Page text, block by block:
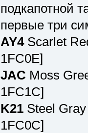
подкапотной
первые три
AY4Scarlet
1FC0E]
JAC Moss
1FC1C]
K21Steel Gray
1FC0C]